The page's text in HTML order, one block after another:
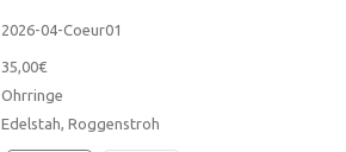
2026-04-Coeur01
35,00€
Ohrringe
Edelstah, Roggenstroh